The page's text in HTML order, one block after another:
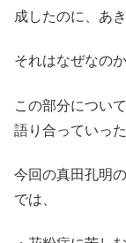
成したのに、あ
それはなぜなの
この部分につい
語り合っていった
今回の真田孔明
では、